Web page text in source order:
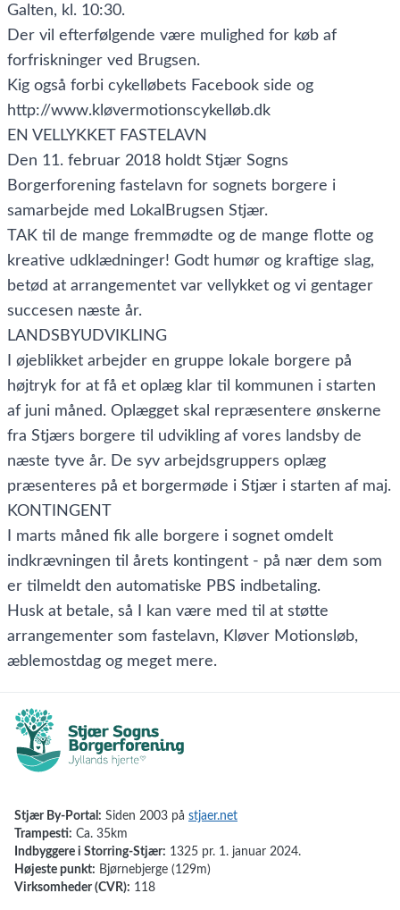
Galten, kl. 10:30.
Der vil efterfølgende være mulighed for køb af
forfriskninger ved Brugsen.
Kig også forbi cykelløbets Facebook side og
http://www.kløvermotionscykelløb.dk
EN VELLYKKET FASTELAVN
Den 11. februar 2018 holdt Stjær Sogns
Borgerforening fastelavn for sognets borgere i
samarbejde med LokalBrugsen Stjær.
TAK til de mange fremmødte og de mange flotte og
kreative udklædninger! Godt humør og kraftige slag,
betød at arrangementet var vellykket og vi gentager
succesen næste år.
LANDSBYUDVIKLING
I øjeblikket arbejder en gruppe lokale borgere på
højtryk for at få et oplæg klar til kommunen i starten
af juni måned. Oplægget skal repræsentere ønskerne
fra Stjærs borgere til udvikling af vores landsby de
næste tyve år. De syv arbejdsgruppers oplæg
præsenteres på et borgermøde i Stjær i starten af maj.
KONTINGENT
I marts måned fik alle borgere i sognet omdelt
indkrævningen til årets kontingent - på nær dem som
er tilmeldt den automatiske PBS indbetaling.
Husk at betale, så I kan være med til at støtte
arrangementer som fastelavn, Kløver Motionsløb,
æblemostdag og meget mere.
Stjær By-Portal: Siden 2003 på stjaer.net
Trampesti: Ca. 35km
Indbyggere i Storring-Stjær: 1325 pr. 1. januar 2024.
Højeste punkt: Bjørnebjerge (129m)
Virksomheder (CVR): 118